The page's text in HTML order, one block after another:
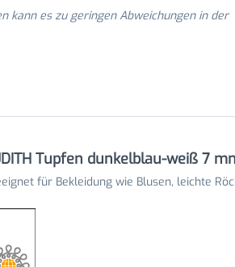
kann es zu geringen Abweichungen in der
Tupfen dunkelblau-weiß 7
für Bekleidung wie Blusen, leichte